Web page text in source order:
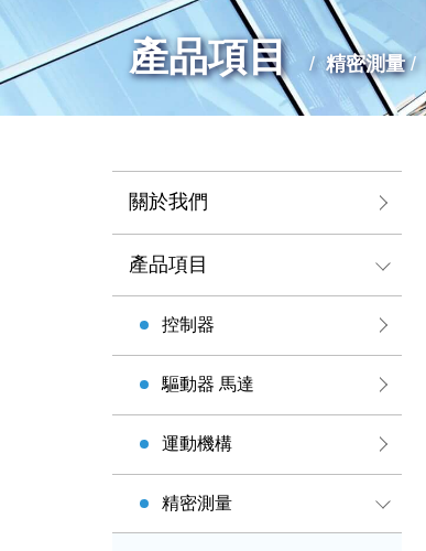
產品項目 精密測量
關於我們
產品項目
控制器
驅動器 馬達
運動機構
精密測量